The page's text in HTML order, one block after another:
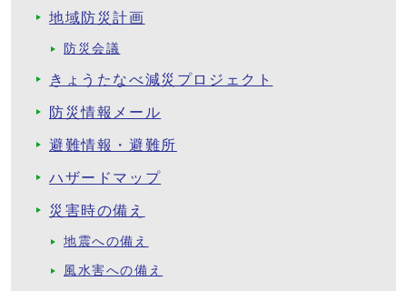
地域防災計画
防災会議
きょうたなべ減災プロジェクト
防災情報メール
避難情報・避難所
ハザードマップ
災害時の備え
地震への備え
風水害への備え